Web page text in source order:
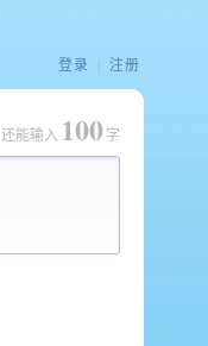
登录 注册
还能输入 100 字